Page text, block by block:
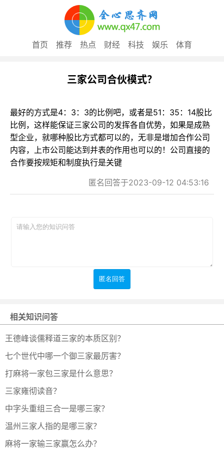
首页 推荐 热点 财经 科技 娱乐 体育
三家公司合伙模式？
最好的方式是4：3：3的比例吧，或者是51：35：14股比
比例，这样能保证三家公司的发挥各自优势，如果是成熟
型企业，就哪种股比方式都可以的，无非是增加合作公司
内容，上市公司能达到并表的作用也可以的！公司直接的
合作要按规矩和制度执行是关键
匿名回答于2023-09-12 04:53:16
相关知识问答
王德峰谈儒释道三家的本质区别？
七个世代中哪一个御三家最厉害？
打麻将一家包三家是什么意思？
三家雍彻读音？
中字头重组三合一是哪三家？
温州三家人指的是哪三家？
麻将一家输三家赢怎么办？